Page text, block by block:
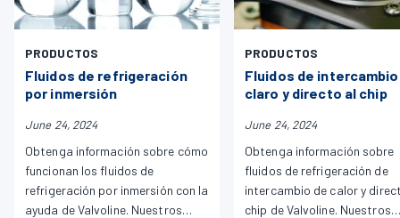
PRODUCTOS
Fluidos de refrigeración
por inmersión
June 24, 2024
Obtenga información sobre cómo
funcionan los fluidos de
refrigeración por inmersión con la
ayuda de Valvoline. Nuestros
PRODUCTOS
Fluidos de
claro y directo al chip
June 24, 2024
Obtenga información sobre
fluidos de refrigeración de
intercambio de calor y
chip de Valvoline. Nuestros